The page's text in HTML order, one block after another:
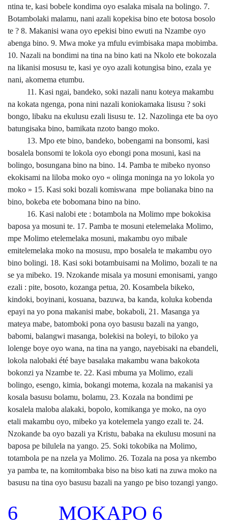
ntina te, kasi bobele kondima oyo esalaka misala na bolingo. 7.
Botambolaki malamu, nani azali kopekisa bino ete botosa bosolo
te ? 8. Makanisi wana oyo epekisi bino ewuti na Nzambe oyo
abenga bino. 9. Mwa moke ya mfulu evimbisaka mapa mobimba.
10. Nazali na bondimi na tina na bino kati na Nkolo ete bokozala
na likanisi mosusu te, kasi ye oyo azali kotungisa bino, ezala ye
nani, akomema etumbu.
11. Kasi ngai, bandeko, soki nazali nanu koteya makambu
na kokata ngenga, pona nini nazali koniokamaka lisusu ? soki
bongo, libaku na ekulusu ezali lisusu te. 12. Nazolinga ete ba oyo
batungisaka bino, bamikata nzoto bango moko.
13. Mpo ete bino, bandeko, bobengami na bonsomi, kasi
bosalela bonsomi te lokola oyo ebongi pona mosuni, kasi na
bolingo, bosungana bino na bino. 14. Pamba te mibeko nyonso
ekokisami na liloba moko oyo « olinga moninga na yo lokola yo
moko » 15. Kasi soki bozali komiswana mpe bolianaka bino na
bino, bokeba ete bobomana bino na bino.
16. Kasi nalobi ete : botambola na Molimo mpe bokokisa
baposa ya mosuni te. 17. Pamba te mosuni etelemelaka Molimo,
mpe Molimo etelemelaka mosuni, makambu oyo mibale
emitelemelaka moko na mosusu, mpo bosalela te makambu oyo
bino bolingi. 18. Kasi soki botambuisami na Molimo, bozali te na
se ya mibeko. 19. Nzokande misala ya mosuni emonisami, yango
ezali : pite, bosoto, kozanga petua, 20. Kosambela bikeko,
kindoki, boyinani, kosuana, bazuwa, ba kanda, koluka kobenda
epayi na yo pona makanisi mabe, bokaboli, 21. Masanga ya
mateya mabe, batomboki pona oyo basusu bazali na yango,
babomi, balangwi masanga, bolekisi na boleyi, to biloko ya
lolenge boye oyo wana, na tina na yango, nayebisaki na ebandeli,
lokola nalobaki été baye basalaka makambu wana bakokota
bokonzi ya Nzambe te. 22. Kasi mbuma ya Molimo, ezali
bolingo, esengo, kimia, bokangi motema, kozala na makanisi ya
kosala basusu bolamu, bolamu, 23. Kozala na bondimi pe
kosalela maloba alakaki, bopolo, komikanga ye moko, na oyo
etali makambu oyo, mibeko ya kotelemela yango ezali te. 24.
Nzokande ba oyo bazali ya Kristu, babaka na ekulusu mosuni na
baposa pe bilulela na yango. 25. Soki tokobika na Molimo,
totambola pe na nzela ya Molimo. 26. Tozala na posa ya nkembo
ya pamba te, na komitombaka biso na biso kati na zuwa moko na
basusu na tina oyo basusu bazali na yango pe biso tozangi yango.
6 MOKAPO 6